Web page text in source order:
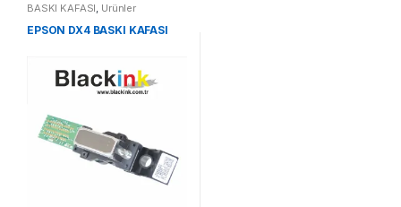
BASKI KAFASI Ürünler
EPSON DX4 BASKI KAFASI